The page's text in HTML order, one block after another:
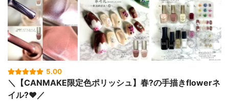
5.00
＼【CANMAKE限定色ポリッシュ】春?の手描きflowerネ
イル?❤️／